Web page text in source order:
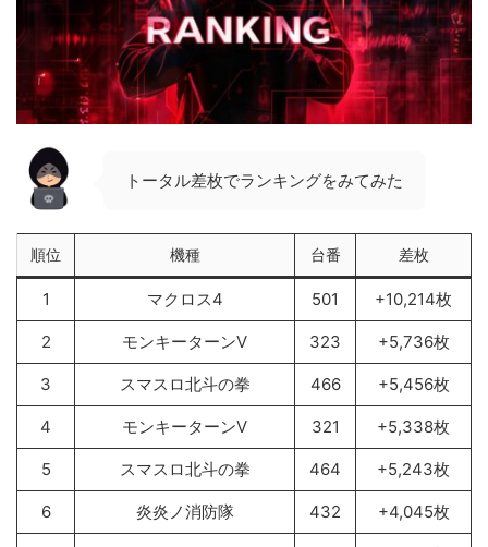
トータル差枚でランキングをみてみた
順位 機種 台番 差枚
1 マクロス4 501 +10,214枚
2 モンキーターンV 323 +5,736枚
3 スマスロ北斗の拳 466 +5,456枚
4 モンキーターンV 321 +5,338枚
5 スマスロ北斗の拳 464 +5,243枚
6 炎炎ノ消防隊 432 +4,045枚